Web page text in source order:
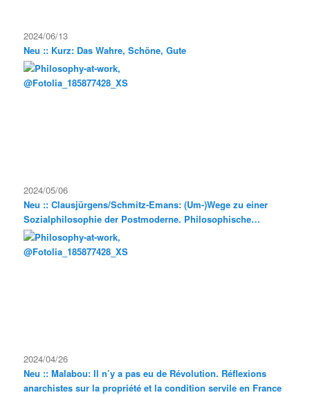
2024/06/13
Neu :: Kurz: Das Wahre, Schöne, Gute
2024/05/06
Neu :: Clausjürgens/Schmitz-Emans: (Um-)Wege zu einer
Sozialphilosophie der Postmoderne. Philosophische
Exkursionen
2024/04/26
Neu :: Malabou: Il n’y a pas eu de Révolution. Réflexions
anarchistes sur la propriété et la condition servile en France